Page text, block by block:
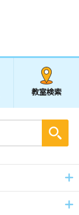
教室検索